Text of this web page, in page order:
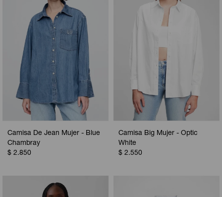
Camisa De Jean Mujer - Blue
Chambray
$ 2.850
Camisa Big Mujer - Optic
White
$ 2.550